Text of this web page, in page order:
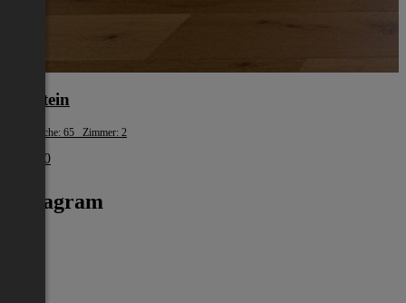
Kufstein
Wohnfläche: 65 Zimmer: 2
€ 1.390
Instagram